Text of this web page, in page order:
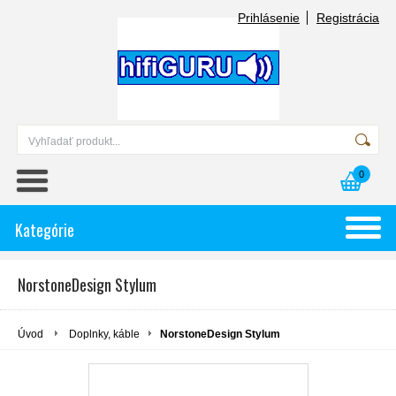
Prihlásenie Registrácia
0
Kategórie
NorstoneDesign Stylum
Úvod Doplnky, káble NorstoneDesign Stylum